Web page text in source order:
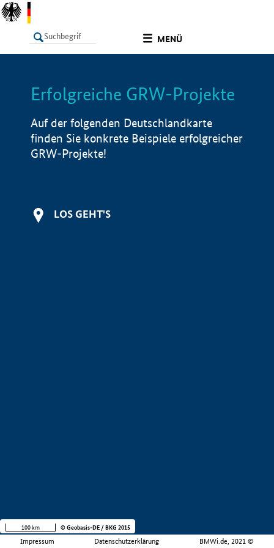
MENÜ
LISTE Info
Erfolgreiche GRW-Projekte
Auf der folgenden Deutschlandkarte
finden Sie konkrete Beispiele erfolgreicher
GRW-Projekte!
LOS GEHT'S
Impressum Datenschutzerklärung BMWi.de, 2021 ©
100 km © Geobasis-DE / BKG 2015